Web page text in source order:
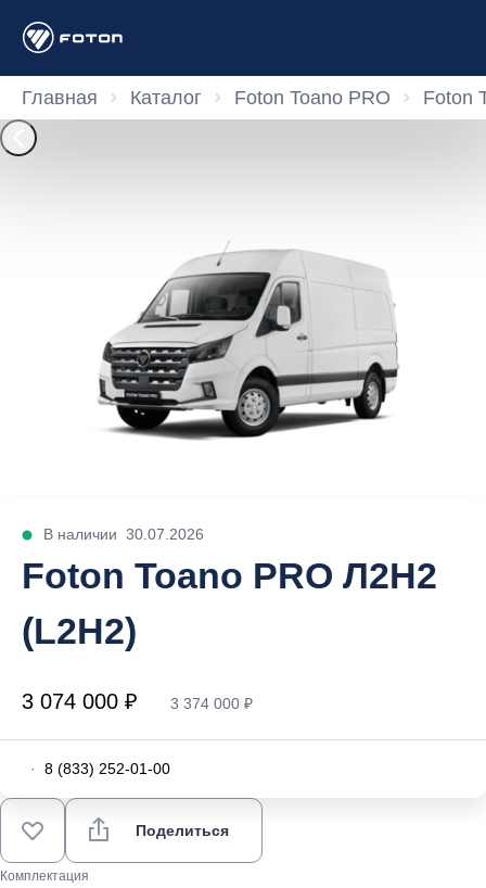
Главная Каталог Foton Toano PRO Foton
В наличии 30.07.2026
Foton Toano PRO Л2Н2
(L2H2)
3 074 000 ₽ 3 374 000 ₽
· 8 (833) 252-01-00
Поделиться
Комплектация